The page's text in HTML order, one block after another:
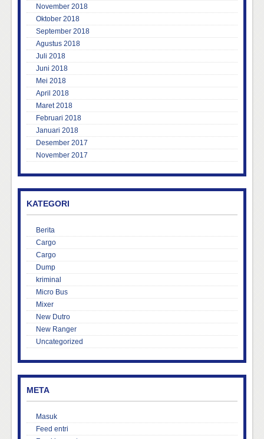
November 2018
Oktober 2018
September 2018
Agustus 2018
Juli 2018
Juni 2018
Mei 2018
April 2018
Maret 2018
Februari 2018
Januari 2018
Desember 2017
November 2017
KATEGORI
Berita
Cargo
Cargo
Dump
kriminal
Micro Bus
Mixer
New Dutro
New Ranger
Uncategorized
META
Masuk
Feed entri